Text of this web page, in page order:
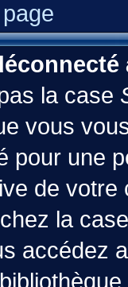
la case
vous
pour une
de
la
accédez